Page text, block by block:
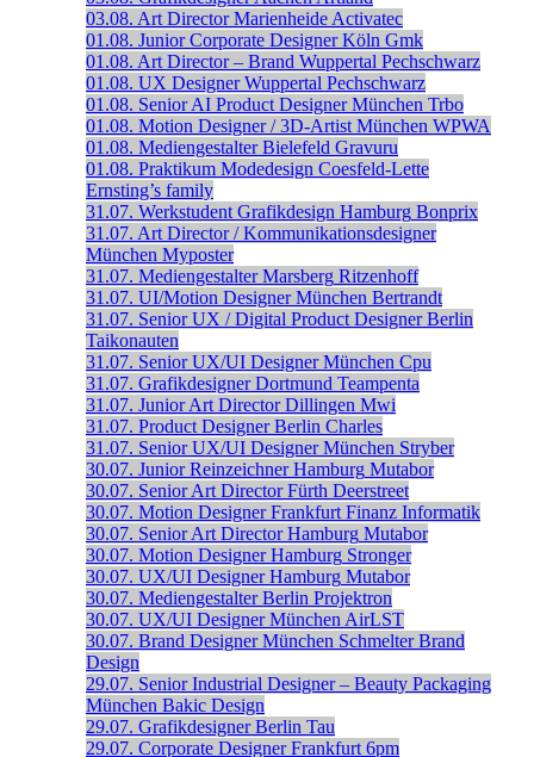
03.08. Art Director Marienheide Activatec
01.08. Junior Corporate Designer Köln Gmk
01.08. Art Director – Brand Wuppertal Pechschwarz
01.08. UX Designer Wuppertal Pechschwarz
01.08. Senior AI Product Designer München Trbo
01.08. Motion Designer / 3D-Artist München WPWA
01.08. Mediengestalter Bielefeld Gravuru
01.08. Praktikum Modedesign Coesfeld-Lette
Ernsting’s family
31.07. Werkstudent Grafikdesign Hamburg Bonprix
31.07. Art Director / Kommunikationsdesigner
München Myposter
31.07. Mediengestalter Marsberg Ritzenhoff
31.07. UI/Motion Designer München Bertrandt
31.07. Senior UX / Digital Product Designer Berlin
Taikonauten
31.07. Senior UX/UI Designer München Cpu
31.07. Grafikdesigner Dortmund Teampenta
31.07. Junior Art Director Dillingen Mwi
31.07. Product Designer Berlin Charles
31.07. Senior UX/UI Designer München Stryber
30.07. Junior Reinzeichner Hamburg Mutabor
30.07. Senior Art Director Fürth Deerstreet
30.07. Motion Designer Frankfurt Finanz Informatik
30.07. Senior Art Director Hamburg Mutabor
30.07. Motion Designer Hamburg Stronger
30.07. UX/UI Designer Hamburg Mutabor
30.07. Mediengestalter Berlin Projektron
30.07. UX/UI Designer München AirLST
30.07. Brand Designer München Schmelter Brand
Design
29.07. Senior Industrial Designer – Beauty Packaging
München Bakic Design
29.07. Grafikdesigner Berlin Tau
29.07. Corporate Designer Frankfurt 6pm